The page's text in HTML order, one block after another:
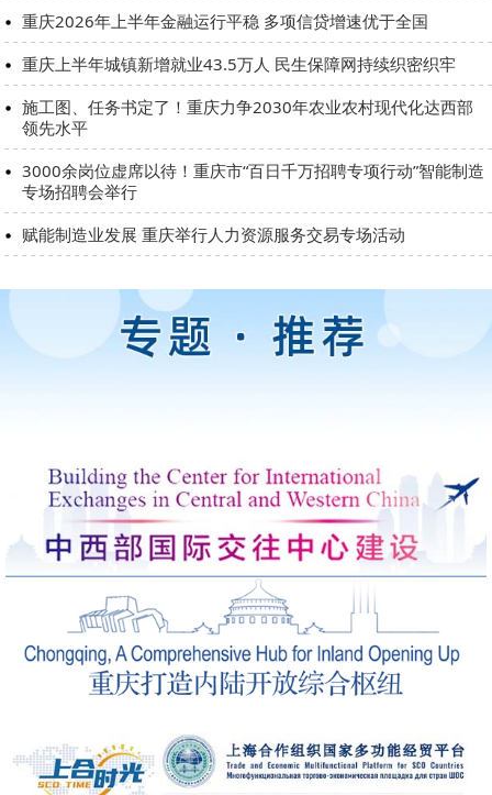
重庆2026年上半年金融运行平稳 多项信贷增速优于全国
重庆上半年城镇新增就业43.5万人 民生保障网持续织密织牢
施工图、任务书定了！重庆力争2030年农业农村现代化达西部
领先水平
3000余岗位虚席以待！重庆市“百日千万招聘专项行动”智能制造
专场招聘会举行
赋能制造业发展 重庆举行人力资源服务交易专场活动